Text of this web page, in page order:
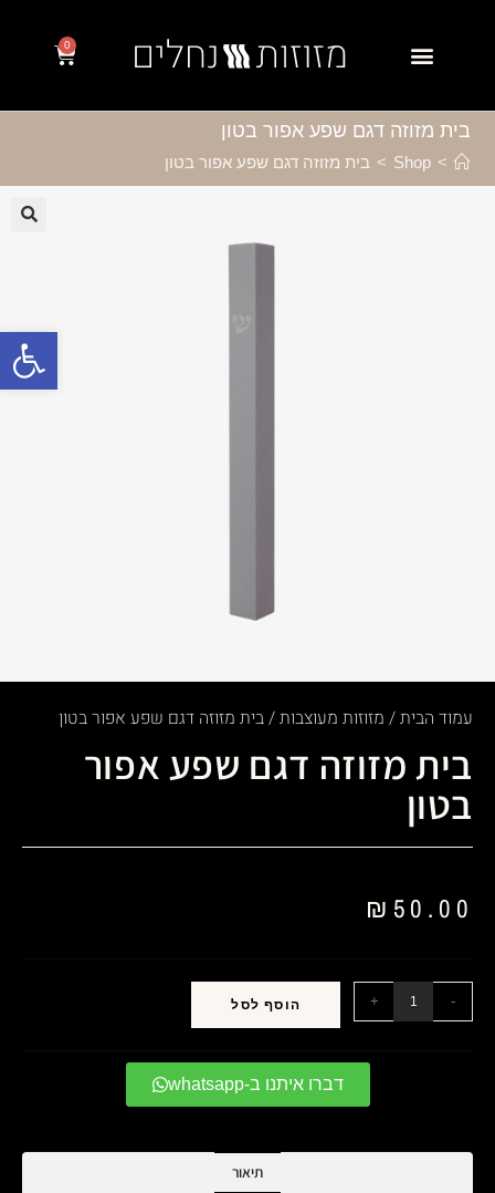
פתח סרגל נגישות
0
בית מזוזה דגם שפע אפור בטון
>
Shop
> בית מזוזה דגם שפע אפור בטון
עמוד הבית/ מזוזות מעוצבות/ בית מזוזה דגם שפע אפור בטון
בית מזוזה דגם שפע אפור
בטון
₪ 50.00
-
+ הוסף לסל
דברו איתנו ב-whatsapp
תיאור